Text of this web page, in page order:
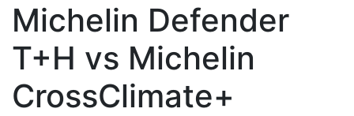
Michelin Defender
T+H vs Michelin
CrossClimate+